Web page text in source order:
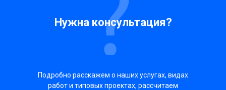
Нужна консультация?
Подробно расскажем о наших услугах, видах
работ и типовых проектах, рассчитаем